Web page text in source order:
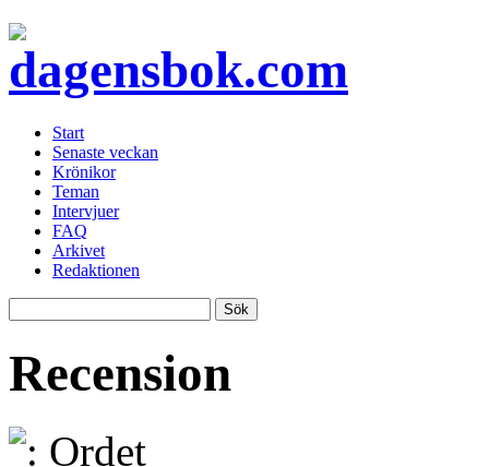
Start
Senaste veckan
Krönikor
Teman
Intervjuer
FAQ
Arkivet
Redaktionen
Recension